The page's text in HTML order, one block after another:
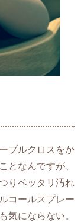
ブルクロスをか
となんですが、
りベッタリ汚れ
コールスプレー
気にならない。